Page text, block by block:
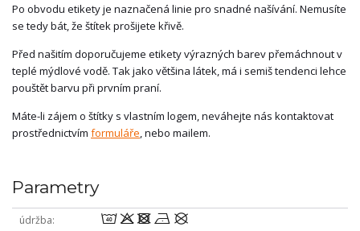
Po obvodu etikety je naznačená linie pro snadné našívání. Nemusíte
se tedy bát, že štítek prošijete křivě.
Před našitím doporučujeme etikety výrazných barev přemáchnout v
teplé mýdlové vodě. Tak jako většina látek, má i semiš tendenci lehce
pouštět barvu při prvním praní.
Máte-li zájem o štítky s vlastním logem, neváhejte nás kontaktovat
prostřednictvím formuláře, nebo mailem.
Parametry
údržba 8odnU